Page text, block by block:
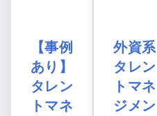
【事例
あり】
タレン
トマネ
外資系
タレン
トマネ
ジメン